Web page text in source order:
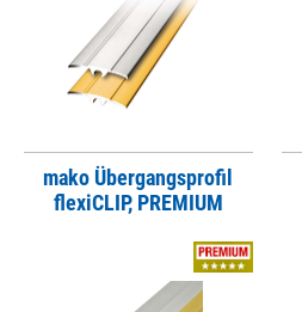
mako Übergangsprofil
flexiCLIP, PREMIUM